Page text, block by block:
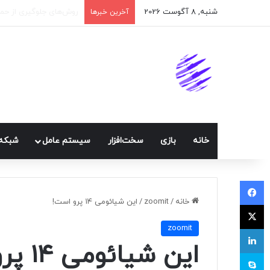
شنبه, 8 آگوست 2026 آخرین خبرها
خانه بازی سخت‌افزار سيستم عامل
خانه /
zoomit
/ این شیائومی ۱۴ پرو است!
zoomit
این شیائومی ۱۴ پرو است!
فیسبوک